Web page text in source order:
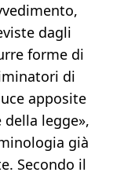
dagli
forme di
di
apposite
legge»,
già
Secondo il